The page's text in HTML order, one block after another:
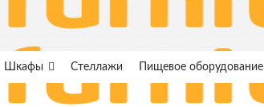
Шкафы Стеллажи Пищевое оборудование